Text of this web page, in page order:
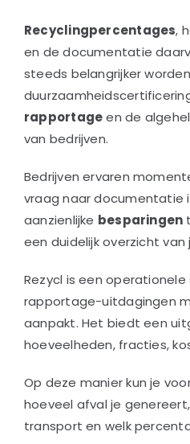
Recyclingpercentages,
en de documentatie
steeds belangrijker
rapportageen de
van bedrijven.
Bedrijven ervaren
vraag naar documentatie
aanzienlijke besparingen
een duidelijk overzicht
Rezycl is een
rapportage-uitdagingen
aanpakt. Het biedt een
hoeveelheden, fracties,
Op deze manier kun je
hoeveel afval je
transport en welk